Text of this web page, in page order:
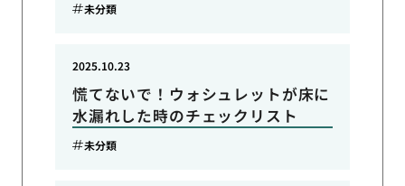
未分類
慌てないで！ウォシュレットが床に
水漏れした時のチェックリスト
2025.10.23
未分類